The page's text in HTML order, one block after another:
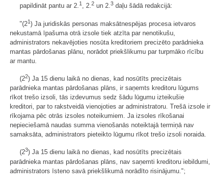
papildināt pantu ar 2.1 , 2.2 un 2.3 daļu šādā redakcijā:
"(21) Ja juridiskās personas maksātnespējas procesa ietvaros
nekustamā īpašuma otrā izsole tiek atzīta par nenotikušu,
administrators nekavējoties nosūta kreditoriem precizēto parādnieka
mantas pārdošanas plānu, norādot priekšlikumu par turpmāko rīcību
ar mantu.
(22) Ja 15 dienu laikā no dienas, kad nosūtīts precizētais
parādnieka mantas pārdošanas plāns, ir saņemts kreditoru lūgums
rīkot trešo izsoli, tās izdevumus sedz šādu lūgumu izteikušie
kreditori, par to rakstveidā vienojoties ar administratoru. Trešā izsole ir
rīkojama pēc otrās izsoles noteikumiem. Ja izsoles rīkošanai
nepieciešamā naudas summa vienošanās noteiktajā termiņā nav
samaksāta, administrators pieteikto lūgumu rīkot trešo izsoli noraida.
(23) Ja 15 dienu laikā no dienas, kad nosūtīts precizētais
parādnieka mantas pārdošanas plāns, nav saņemti kreditoru iebildumi,
administrators īsteno savā priekšlikumā norādīto risinājumu.";